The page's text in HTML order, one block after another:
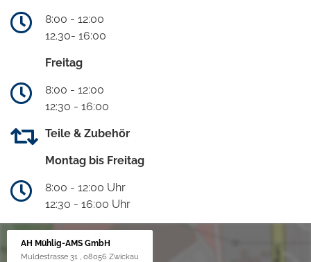
8:00 - 12:00
12.30- 16:00
Freitag
8:00 - 12:00
12:30 - 16:00
Teile & Zubehör
Montag bis Freitag
8:00 - 12:00 Uhr
12:30 - 16:00 Uhr
AH Mühlig-AMS GmbH
Muldestrasse 31 , 08056 Zwickau